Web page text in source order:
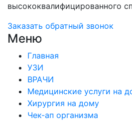
высококвалифицированного
Заказать обратный звонок
Меню
Главная
УЗИ
ВРАЧИ
Медицинские услуги на
Хирургия на дому
Чек-ап организма